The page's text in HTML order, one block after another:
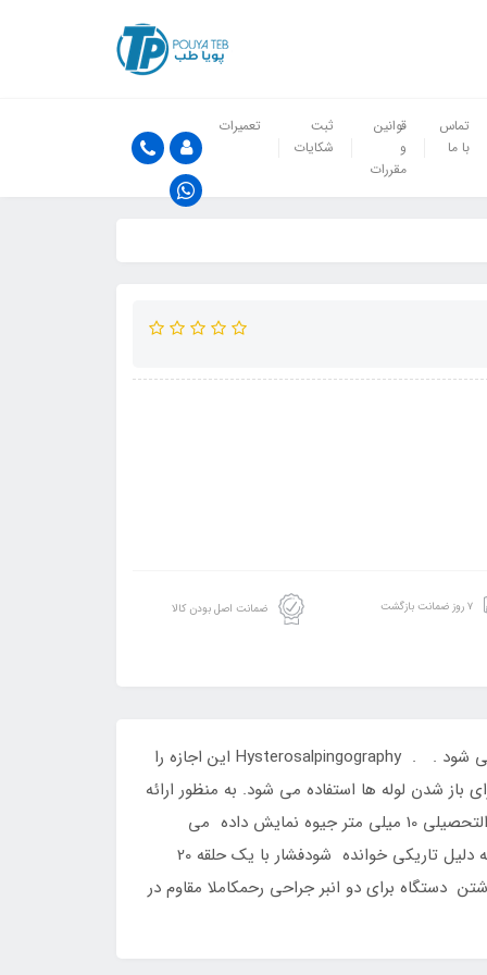
تماس
با ما
قوانین
و
مقررات
ثبت
شکایات
تعمیرات
۷ روز ضمانت بازگشت ضمانت اصل بودن کالا
این ابزار کیفی اثبات شده از در تشخیص باروری و در هیستروسالپنگوگرافی بر اساس طراحي پروفسور دکتر Schultze استفاده می شود . . Hysterosalpingography این اجازه را
شدن لوله ها استفاده می شود. به منظور ارائه
یک تصویر کنتراست اشعه ایکس از گردن رحم، حفره رحم و لومن لوله.منومتر کیفیت با محدوده 0 تا 200 میلی متر Hg در فارغ التحصیلی 10 میلی متر جیوه نمایش داده می
شودخوب مکانیکی با کیفیت عالی با قطعات فلز کروماین ابزار همچنین می تواند به لطف ماده تاریک مورد استفاده در مقیاس به دلیل تاریکی خوانده شودفشار با یک حلقه 20
متوسط و بزرگنگه داشتن دستگاه برای دو انبر جراحی رحمکاملا مقاوم در